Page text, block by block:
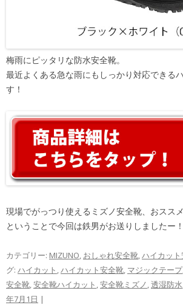
梅雨にピッタリな防水安全靴。
最近よくある急な雨にもしっかり対応できる
す！
現場でがっつり使えるミズノ安全靴、おスス
ということで今回は鉄男がお送りしましたー！
カテゴリー: MIZUNO, おしゃれ安全靴,ハイカッ
グ: ハイカット ,ハイカット安全靴, マジックテープ
安全靴,安全靴ハイカット ,安全靴ミズノ,透湿防水
年7月1日 |